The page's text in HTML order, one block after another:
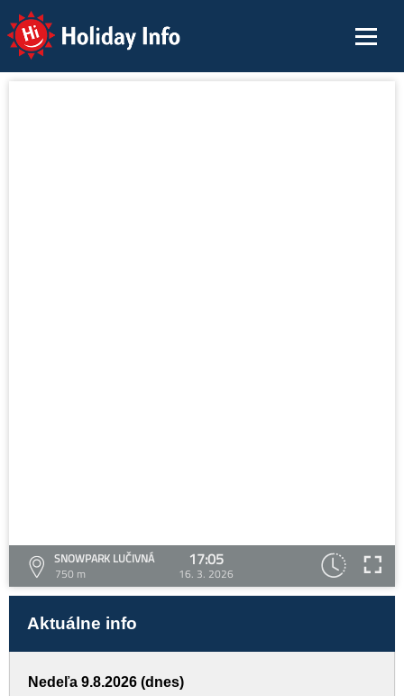
Holiday Info
SNOWPARK LUČIVNÁ
750 m
17:05
16. 3. 2026
Aktuálne info
Nedeľa 9.8.2026 (dnes)